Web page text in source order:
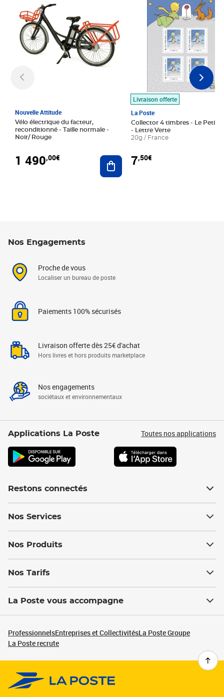
Nouvelle Attitude
Vélo électrique du facteur,
reconditionné - Taille normale -
Noir/ Rouge
1 490,00€ Ajouter au panier
Livraison offerte
La Poste
Collector 4 timbres - Le Petit
- Lettre Verte
20g / France
7,50€
Nos Engagements
Proche de vous
Localiser un bureau de poste
Paiements 100% sécurisés
Livraison offerte dès 25€ d'achat
Hors livres et hors produits marketplace
Nos engagements
sociétaux et environnementaux
Applications La Poste Toutes nos applications
Restons connectés
Nos Services
Nos Produits
Nos Tarifs
La Poste vous accompagne
ProfessionnelsEntreprises et CollectivitésLa Poste Groupe
La Poste recrute